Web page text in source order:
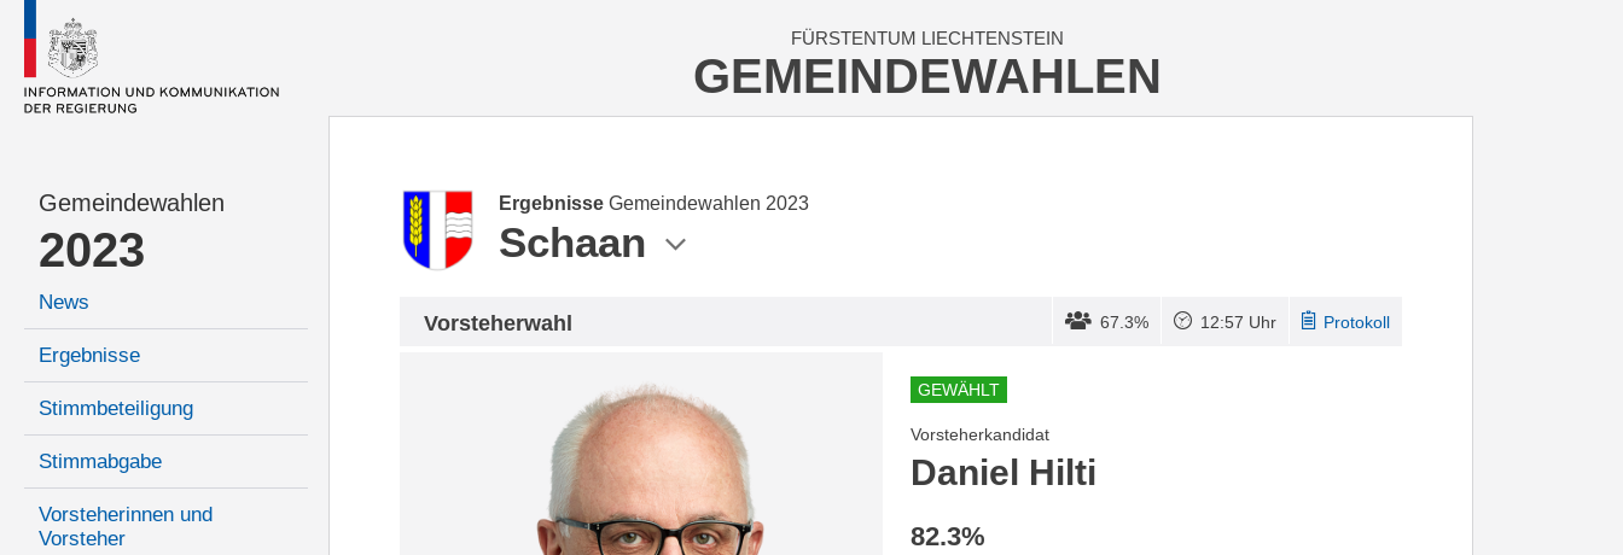
FÜRSTENTUM LIECHTENSTEIN
GEMEINDEWAHLEN
Gemeindewahlen
2023
News
Ergebnisse
Stimmbeteiligung
Stimmabgabe
Vorsteherinnen und
Vorsteher
Ergebnisse Gemeindewahlen 2023
Schaan
Vorsteherwahl 67.3% 12:57 Uhr Protokoll
GEWÄHLT
Vorsteherkandidat
Daniel Hilti
82.3%